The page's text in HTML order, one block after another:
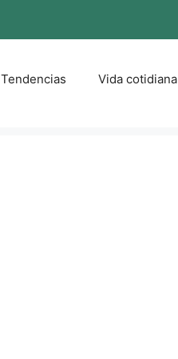
Tendencias Vida cotidiana